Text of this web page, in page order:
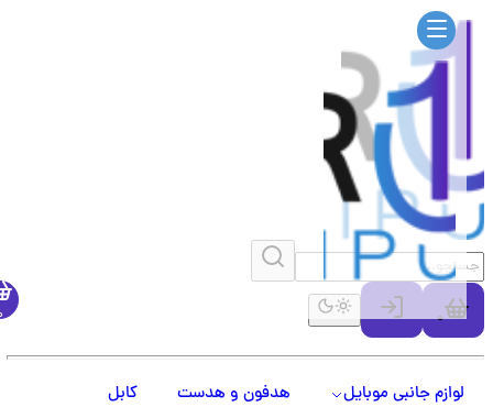
0
لوازم جانبی موبایل هدفون و هدست کابل